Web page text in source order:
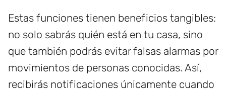
Estas funciones tienen beneficios tangibles:
no solo sabrás quién está en tu casa, sino
que también podrás evitar falsas alarmas por
movimientos de personas conocidas. Así,
recibirás notificaciones únicamente cuando